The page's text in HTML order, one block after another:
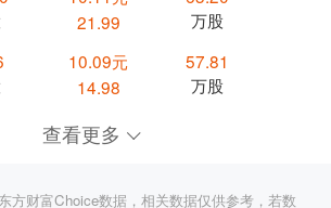
21.99
万股
10.09元
14.98
57.81
万股
查看更多
方财富Choice数据，相关数据仅供参考，若数